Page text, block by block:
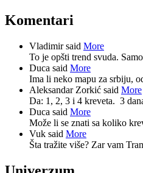
Komentari
Vladimir said More
To je opšti trend svuda.
Duca said More
Ima li neko mapu za srbiju,
Aleksandar Zorkić said More
Da: 1, 2, 3 i 4 kreveta. 3
Duca said More
Može li se znati sa koliko
Vuk said More
Šta tražite više? Zar vam